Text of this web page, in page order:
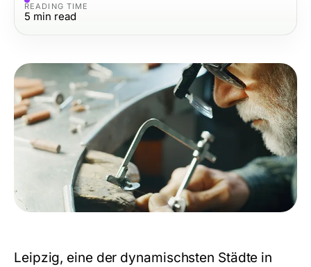
READING TIME
5 min read
Leipzig, eine der dynamischsten Städte in